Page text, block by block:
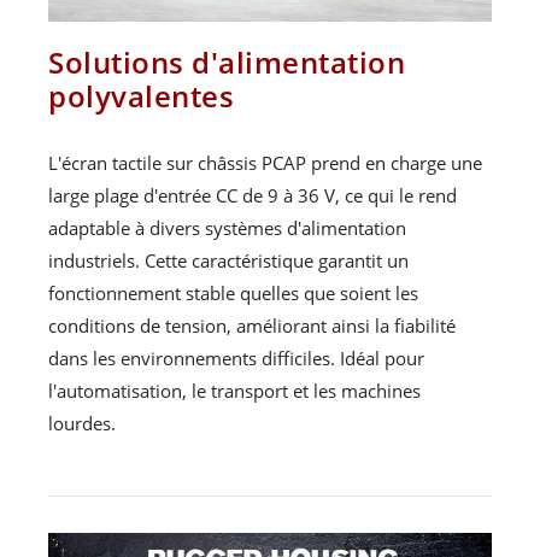
Solutions d'alimentation
polyvalentes
L'écran tactile sur châssis PCAP prend en charge une
large plage d'entrée CC de 9 à 36 V, ce qui le rend
adaptable à divers systèmes d'alimentation
industriels. Cette caractéristique garantit un
fonctionnement stable quelles que soient les
conditions de tension, améliorant ainsi la fiabilité
dans les environnements difficiles. Idéal pour
l'automatisation, le transport et les machines
lourdes.